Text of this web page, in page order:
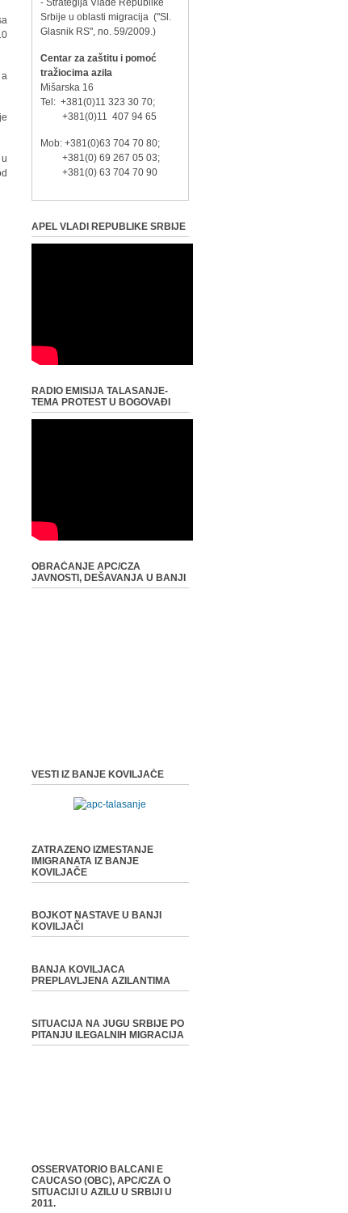
- Strategija Vlade Republike
Srbije u oblasti migracija ("Sl.
Glasnik RS", no. 59/2009.)
Centar za zaštitu i pomoć
tražiocima azila
Mišarska 16
Tel: +381(0)11 323 30 70;
+381(0)11 407 94 65
Mob: +381(0)63 704 70 80;
+381(0) 69 267 05 03;
+381(0) 63 704 70 90
APEL VLADI REPUBLIKE SRBIJE
RADIO EMISIJA TALASANJE-
TEMA PROTEST U BOGOVAĐI
OBRAĆANJE APC/CZA
JAVNOSTI, DEŠAVANJA U BANJI
VESTI IZ BANJE KOVILJAČE
ZATRAZENO IZMESTANJE
IMIGRANATA IZ BANJE
KOVILJAČE
BOJKOT NASTAVE U BANJI
KOVILJAČI
BANJA KOVILJACA
PREPLAVLJENA AZILANTIMA
SITUACIJA NA JUGU SRBIJE PO
PITANJU ILEGALNIH MIGRACIJA
OSSERVATORIO BALCANI E
CAUCASO (OBC), APC/CZA O
SITUACIJI U AZILU U SRBIJI U
2011.